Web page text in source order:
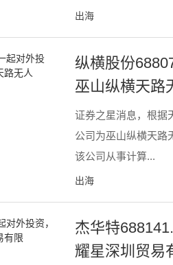
出海
纵横股份
巫山纵横天路
证券之星消息，根据
公司为巫山纵横天路
该公司从事计算...
出海
杰华特
耀星深圳贸易